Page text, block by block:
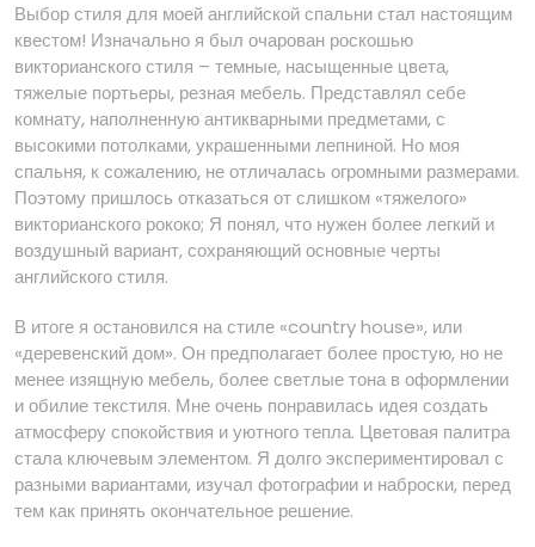
Выбор стиля для моей английской спальни стал настоящим
квестом! Изначально я был очарован роскошью
викторианского стиля – темные, насыщенные цвета,
тяжелые портьеры, резная мебель. Представлял себе
комнату, наполненную антикварными предметами, с
высокими потолками, украшенными лепниной. Но моя
спальня, к сожалению, не отличалась огромными размерами.
Поэтому пришлось отказаться от слишком «тяжелого»
викторианского рококо; Я понял, что нужен более легкий и
воздушный вариант, сохраняющий основные черты
английского стиля.
В итоге я остановился на стиле «country house», или
«деревенский дом». Он предполагает более простую, но не
менее изящную мебель, более светлые тона в оформлении
и обилие текстиля. Мне очень понравилась идея создать
атмосферу спокойствия и уютного тепла. Цветовая палитра
стала ключевым элементом. Я долго экспериментировал с
разными вариантами, изучал фотографии и наброски, перед
тем как принять окончательное решение.